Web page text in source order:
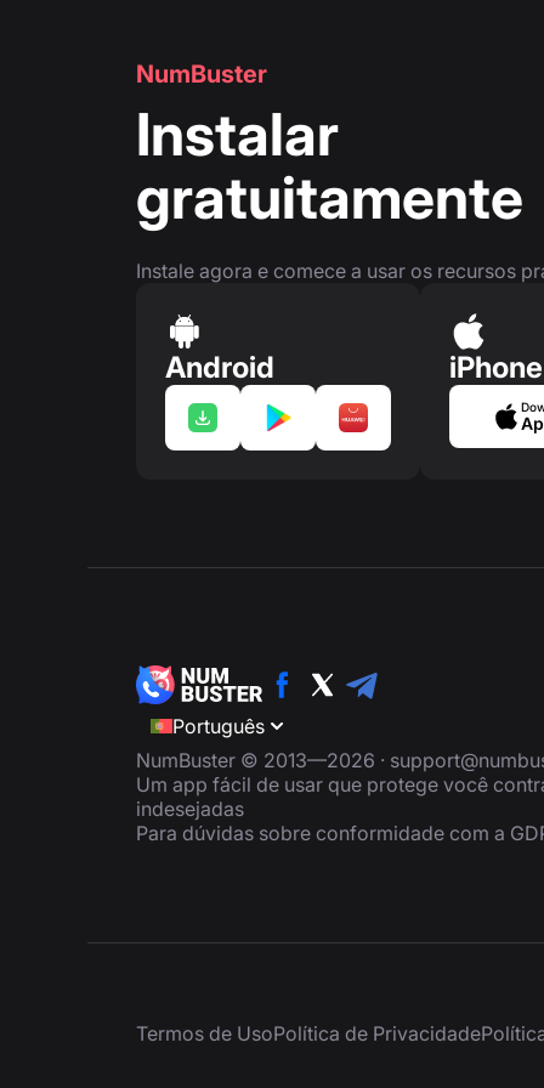
NumBuster
Instalar
gratuitamente
Instale agora e comece a usar os recursos
Android iPhone
Português
NumBuster © 2013—2026 ·
Um app fácil de usar que protege você
indesejadas
Para dúvidas sobre conformidade com a
Termos de UsoPolítica de Privacidade